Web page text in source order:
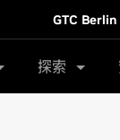
GTC Berlin
探索